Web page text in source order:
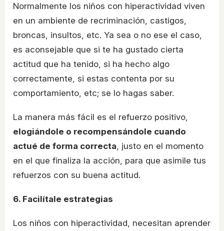
Normalmente los niños con hiperactividad viven
en un ambiente de recriminación, castigos,
broncas, insultos, etc. Ya sea o no ese el caso,
es aconsejable que si te ha gustado cierta
actitud que ha tenido, si ha hecho algo
correctamente, si estas contenta por su
comportamiento, etc; se lo hagas saber.
La manera más fácil es el refuerzo positivo,
elogiándole o recompensándole cuando
actué de forma correcta , justo en el momento
en el que finaliza la acción, para que asimile tus
refuerzos con su buena actitud.
6. Facilítale estrategias
Los niños con hiperactividad, necesitan aprender